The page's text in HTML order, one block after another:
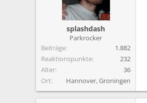
splashdash
Parkrocker
Beiträge
1.882
Reaktionspunkte
232
Alter
36
Ort
Hannover, Groningen